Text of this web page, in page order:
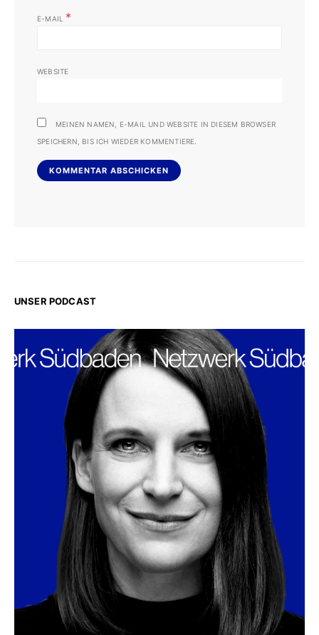
E-MAIL *
WEBSITE
MEINEN NAMEN, E-MAIL UND WEBSITE IN DIESEM BROWSER
SPEICHERN, BIS ICH WIEDER KOMMENTIERE.
UNSER PODCAST